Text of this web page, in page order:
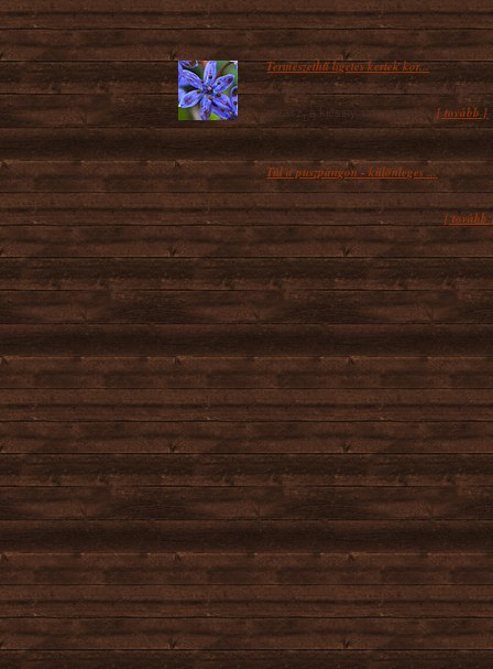
Természethű ligetes kertek kor...
Akár gyorsan, akár lassan köszönt be az
tavasz, a kicsiny, üde tavaszi...[ tovább ]
Túl a puszpángon - különleges ...
A hideg hónapok beköszöntével a legtöbb
növény már nyugalomban van,...[ tovább